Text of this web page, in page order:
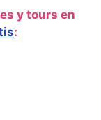
y tours en
: